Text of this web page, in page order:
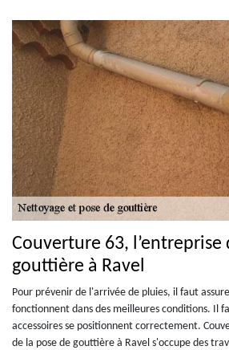
Couverture 63, l’entreprise
gouttière à Ravel
Pour prévenir de l'arrivée de pluies, il faut
fonctionnent dans des meilleures conditions. Il
accessoires se positionnent correctement.
de la pose de gouttière à Ravel s'occupe des